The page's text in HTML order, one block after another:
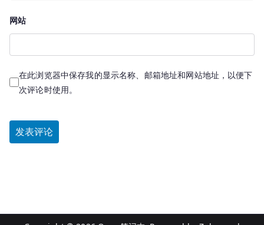
网站
在此浏览器中保存我的显示名称、邮箱地址和网站地址，以便下
次评论时使用。